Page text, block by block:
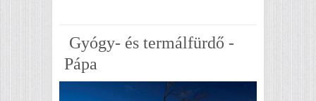
Gyógy- és termálfürdő -
Pápa